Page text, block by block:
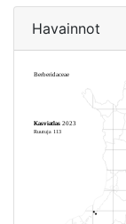
Havainnot